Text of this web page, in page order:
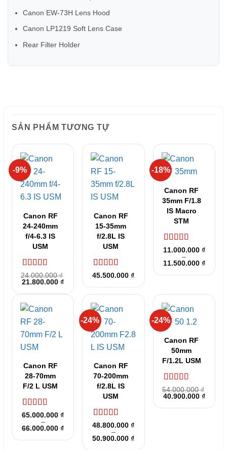
Canon EW-73H Lens Hood
Canon LP1219 Soft Lens Case
Rear Filter Holder
SẢN PHẨM TƯƠNG TỰ
-9%
Canon RF
24-240mm
f/4-6.3 IS
USM
Được xếp
hạng55 sao
24.000.000₫
Giá
là:
24.000.000 ₫.
21.800.000₫Giá
hiện
tại
21.800.000 ₫.
Canon RF
15-35mm
f/2.8L IS
USM
Được xếp
45.500.000₫
-18%
Canon RF
35mm F/1.8
IS Macro
STM
Được xếp
55 sao
11.000.000 ₫
–
11.500.000 ₫
giá:
từ
Canon RF
28-70mm
F/2 L USM
Được xếp
55 sao
65.000.000₫
–
66.000.000₫Khoảng
giá:
từ
65.000.000 ₫
-24%
Canon RF
70-200mm
f/2.8L IS
USM
Được xếp
55 sao
48.800.000₫
–
50.900.000₫Khoảng
giá:
-24%
Canon RF
50mm
F/1.2L USM
Được xếp
hạng55 sao
54.000.000₫
Giá
là:
40.900.000 ₫Giá
hiện
tại